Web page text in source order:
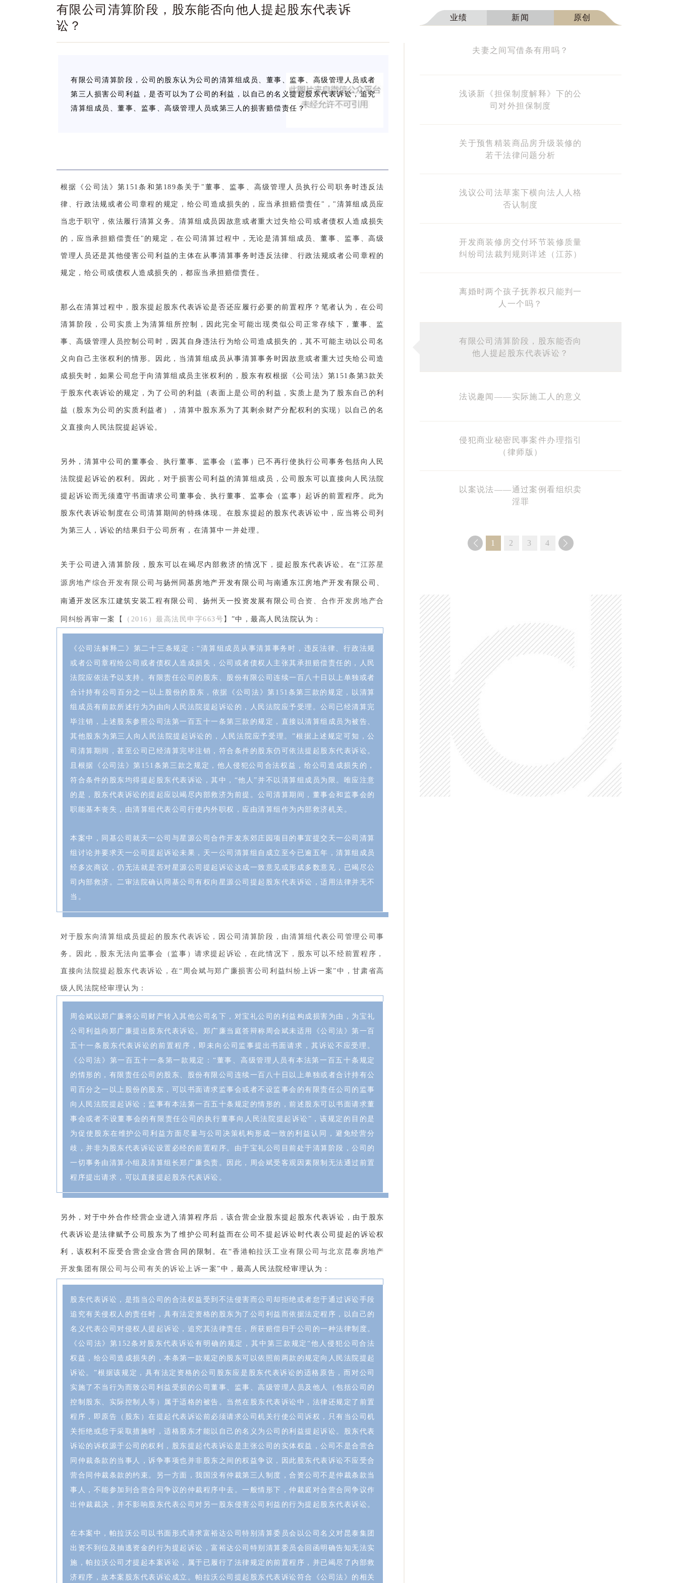
有限公司清算阶段，股东能否向他人提起股东代表诉
讼？
有限公司清算阶段，公司的股东认为公司的清算组成员、董事、监事、高级管理人员或者
第三人损害公司利益，是否可以为了公司的利益，以自己的名义提起股东代表诉讼，追究
清算组成员、董事、监事、高级管理人员或第三人的损害赔偿责任？
根据《公司法》第151条和第189条关于"董事、监事、高级管理人员执行公司职务时违反法
律、行政法规或者公司章程的规定，给公司造成损失的，应当承担赔偿责任"，"清算组成员应
当忠于职守，依法履行清算义务。清算组成员因故意或者重大过失给公司或者债权人造成损失
的，应当承担赔偿责任"的规定，在公司清算过程中，无论是清算组成员、董事、监事、高级
管理人员还是其他侵害公司利益的主体在从事清算事务时违反法律、行政法规或者公司章程的
规定，给公司或债权人造成损失的，都应当承担赔偿责任。
那么在清算过程中，股东提起股东代表诉讼是否还应履行必要的前置程序？笔者认为，在公司
清算阶段，公司实质上为清算组所控制，因此完全可能出现类似公司正常存续下，董事、监
事、高级管理人员控制公司时，因其自身违法行为给公司造成损失的，其不可能主动以公司名
义向自己主张权利的情形。因此，当清算组成员从事清算事务时因故意或者重大过失给公司造
成损失时，如果公司怠于向清算组成员主张权利的，股东有权根据《公司法》第151条第3款关
于股东代表诉讼的规定，为了公司的利益（表面上是公司的利益，实质上是为了股东自己的利
益（股东为公司的实质利益者），清算中股东系为了其剩余财产分配权利的实现）以自己的名
义直接向人民法院提起诉讼。
另外，清算中公司的董事会、执行董事、监事会（监事）已不再行使执行公司事务包括向人民
法院提起诉讼的权利。因此，对于损害公司利益的清算组成员，公司股东可以直接向人民法院
提起诉讼而无须遵守书面请求公司董事会、执行董事、监事会（监事）起诉的前置程序。此为
股东代表诉讼制度在公司清算期间的特殊体现。在股东提起的股东代表诉讼中，应当将公司列
为第三人，诉讼的结果归于公司所有，在清算中一并处理。
关于公司进入清算阶段，股东可以在竭尽内部救济的情况下，提起股东代表诉讼。在“江苏星
源房地产综合开发有限公司与扬州同基房地产开发有限公司与南通东江房地产开发有限公司、
南通开发区东江建筑安装工程有限公司、扬州天一投资发展有限公司合资、合作开发房地产合
同纠纷再审一案【 （2016）最高法民申字663号 】 ”中，最高人民法院认为：
《公司法解释二》第二十三条规定：“清算组成员从事清算事务时，违反法律、行政法规
或者公司章程给公司或者债权人造成损失，公司或者债权人主张其承担赔偿责任的，人民
法院应依法予以支持。有限责任公司的股东、股份有限公司连续一百八十日以上单独或者
合计持有公司百分之一以上股份的股东，依据《公司法》第151条第三款的规定，以清算
组成员有前款所述行为为由向人民法院提起诉讼的，人民法院应予受理。公司已经清算完
毕注销，上述股东参照公司法第一百五十一条第三款的规定，直接以清算组成员为被告、
其他股东为第三人向人民法院提起诉讼的，人民法院应予受理。”根据上述规定可知，公
司清算期间，甚至公司已经清算完毕注销，符合条件的股东仍可依法提起股东代表诉讼。
且根据《公司法》第151条第三款之规定，他人侵犯公司合法权益，给公司造成损失的，
符合条件的股东均得提起股东代表诉讼，其中，“他人”并不以清算组成员为限。唯应注意
的是，股东代表诉讼的提起应以竭尽内部救济为前提。公司清算期间，董事会和监事会的
职能基本丧失，由清算组代表公司行使内外职权，应由清算组作为内部救济机关。
本案中，同基公司就天一公司与星源公司合作开发东郊庄园项目的事宜提交天一公司清算
组讨论并要求天一公司提起诉讼未果，天一公司清算组自成立至今已逾五年，清算组成员
经多次商议，仍无法就是否对星源公司提起诉讼达成一致意见或形成多数意见，已竭尽公
司内部救济。二审法院确认同基公司有权向星源公司提起股东代表诉讼，适用法律并无不
当。
对于股东向清算组成员提起的股东代表诉讼，因公司清算阶段，由清算组代表公司管理公司事
务。因此，股东无法向监事会（监事）请求提起诉讼，在此情况下，股东可以不经前置程序，
直接向法院提起股东代表诉讼，在“周会斌与郑广廉损害公司利益纠纷上诉一案”中，甘肃省高
级人民法院经审理认为：
周会斌以郑广廉将公司财产转入其他公司名下，对宝礼公司的利益构成损害为由，为宝礼
公司利益向郑广廉提出股东代表诉讼。郑广廉当庭答辩称周会斌未适用《公司法》第一百
五十一条股东代表诉讼的前置程序，即未向公司监事提出书面请求，其诉讼不应受理。
《公司法》第一百五十一条第一款规定：“董事、高级管理人员有本法第一百五十条规定
的情形的，有限责任公司的股东、股份有限公司连续一百八十日以上单独或者合计持有公
司百分之一以上股份的股东，可以书面请求监事会或者不设监事会的有限责任公司的监事
向人民法院提起诉讼；监事有本法第一百五十条规定的情形的，前述股东可以书面请求董
事会或者不设董事会的有限责任公司的执行董事向人民法院提起诉讼”，该规定的目的是
为促使股东在维护公司利益方面尽量与公司决策机构形成一致的利益认同，避免经营分
歧，并非为股东代表诉讼设置必经的前置程序。由于宝礼公司目前处于清算阶段，公司的
一切事务由清算小组及清算组长郑广廉负责。因此，周会斌受客观因素限制无法通过前置
程序提出请求，可以直接提起股东代表诉讼。
另外，对于中外合作经营企业进入清算程序后，该合营企业股东提起股东代表诉讼，由于股东
代表诉讼是法律赋予公司股东为了维护公司利益而在公司不提起诉讼时代表公司提起的诉讼权
利，该权利不应受合营企业合营合同的限制。在“香港帕拉沃工业有限公司与北京昆泰房地产
开发集团有限公司与公司有关的诉讼上诉一案”中，最高人民法院经审理认为：
股东代表诉讼，是指当公司的合法权益受到不法侵害而公司却拒绝或者怠于通过诉讼手段
追究有关侵权人的责任时，具有法定资格的股东为了公司利益而依据法定程序，以自己的
名义代表公司对侵权人提起诉讼，追究其法律责任，所获赔偿归于公司的一种法律制度。
《公司法》第152条对股东代表诉讼有明确的规定，其中第三款规定“他人侵犯公司合法
权益，给公司造成损失的，本条第一款规定的股东可以依照前两款的规定向人民法院提起
诉讼。”根据该规定，具有法定资格的公司股东应是股东代表诉讼的适格原告，而对公司
实施了不当行为而致公司利益受损的公司董事、监事、高级管理人员及他人（包括公司的
控制股东、实际控制人等）属于适格的被告。当然在股东代表诉讼中，法律还规定了前置
程序，即原告（股东）在提起代表诉讼前必须请求公司机关行使公司诉权，只有当公司机
关拒绝或怠于采取措施时，适格股东才能以自己的名义为公司的利益提起诉讼。股东代表
诉讼的诉权源于公司的权利，股东提起代表诉讼是主张公司的实体权益，公司不是合营合
同仲裁条款的当事人，诉争事项也并非股东之间的权益争议，因此股东代表诉讼不应受合
营合同仲裁条款的约束。另一方面，我国没有仲裁第三人制度，合资公司不是仲裁条款当
事人，不能参加到合营合同争议的仲裁程序中去。一般情形下，仲裁庭对合营合同争议作
出仲裁裁决，并不影响股东代表公司对另一股东侵害公司利益的行为提起股东代表诉讼。
在本案中，帕拉沃公司以书面形式请求富裕达公司特别清算委员会以公司名义对昆泰集团
出资不到位及抽逃资金的行为提起诉讼，富裕达公司特别清算委员会回函明确告知无法实
施，帕拉沃公司才提起本案诉讼，属于已履行了法律规定的前置程序，并已竭尽了内部救
济程序，故本案股东代表诉讼成立。帕拉沃公司提起股东代表诉讼符合《公司法》的相关
业绩 新闻 原创
夫妻之间写借条有用吗？
浅谈新《担保制度解释》下的公
司对外担保制度
关于预售精装商品房升级装修的
若干法律问题分析
浅议公司法草案下横向法人人格
否认制度
开发商装修房交付环节装修质量
纠纷司法裁判规则详述（江苏）
离婚时两个孩子抚养权只能判一
人一个吗？
有限公司清算阶段，股东能否向
他人提起股东代表诉讼？
法说趣闻——实际施工人的意义
侵犯商业秘密民事案件办理指引
（律师版）
以案说法——通过案例看组织卖
淫罪
1 2 3 4